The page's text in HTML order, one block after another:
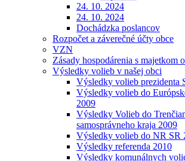
24. 10. 2024
24. 10. 2024
Dochádzka poslancov
Rozpočet a záverečné účty obce
VZN
Zásady hospodárenia s majetkom
Výsledky volieb v našej obci
Výsledky volieb prezidenta
Výsledky volieb do
2009
Výsledky Volieb do
samosprávneho kraja 2009
Výsledky volieb do NR SR
Výsledky referenda 2010
Výsledky komunálnych